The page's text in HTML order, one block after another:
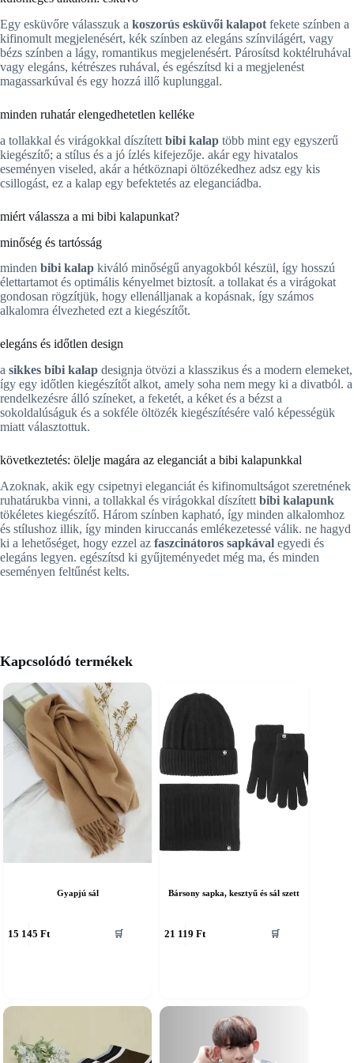
Egy esküvőre válasszuk a koszorús esküvői kalapot fekete színben a
kifinomult megjelenésért, kék színben az elegáns színvilágért, vagy
bézs színben a lágy, romantikus megjelenésért. Párosítsd koktélruhával
vagy elegáns, kétrészes ruhával, és egészítsd ki a megjelenést
magassarkúval és egy hozzá illő kuplunggal.
minden ruhatár elengedhetetlen kelléke
a tollakkal és virágokkal díszített bibi kalap több mint egy egyszerű
kiegészítő; a stílus és a jó ízlés kifejezője. akár egy hivatalos
eseményen viseled, akár a hétköznapi öltözékedhez adsz egy kis
csillogást, ez a kalap egy befektetés az eleganciádba.
miért válassza a mi bibi kalapunkat?
minőség és tartósság
minden bibi kalap kiváló minőségű anyagokból készül, így hosszú
élettartamot és optimális kényelmet biztosít. a tollakat és a virágokat
gondosan rögzítjük, hogy ellenálljanak a kopásnak, így számos
alkalomra élvezheted ezt a kiegészítőt.
elegáns és időtlen design
a sikkes bibi kalap designja ötvözi a klasszikus és a modern elemeket,
így egy időtlen kiegészítőt alkot, amely soha nem megy ki a divatból. a
rendelkezésre álló színeket, a feketét, a kéket és a bézst a
sokoldalúságuk és a sokféle öltözék kiegészítésére való képességük
miatt választottuk.
következtetés: ölelje magára az eleganciát a bibi kalapunkkal
Azoknak, akik egy csipetnyi eleganciát és kifinomultságot szeretnének
ruhatárukba vinni, a tollakkal és virágokkal díszített bibi kalapunk
tökéletes kiegészítő. Három színben kapható, így minden alkalomhoz
és stílushoz illik, így minden kiruccanás emlékezetessé válik. ne hagyd
ki a lehetőséget, hogy ezzel az faszcinátoros sapkával egyedi és
elegáns legyen. egészítsd ki gyűjteményedet még ma, és minden
eseményen feltűnést kelts.
Kapcsolódó termékek
Gyapjú sál
15 145 Ft 🛒
Bársony sapka, kesztyű és sál szett
21 119Ft 🛒
A
termékoldalon